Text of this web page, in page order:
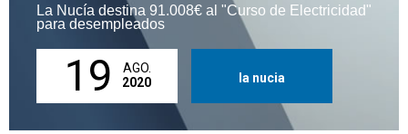
La Nucía destina 91.008€ al "Curso de Electricidad"
para desempleados
19
AGO.
2020
la nucia